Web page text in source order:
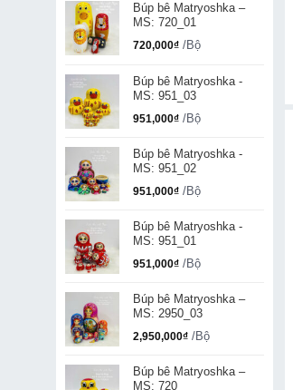
Búp bê Matryoshka –
MS: 720_01
720,000₫ /Bộ
Búp bê Matryoshka -
MS: 951_03
951,000₫ /Bộ
Búp bê Matryoshka -
MS: 951_02
951,000₫ /Bộ
Búp bê Matryoshka -
MS: 951_01
951,000₫ /Bộ
Búp bê Matryoshka –
MS: 2950_03
2,950,000₫ /Bộ
Búp bê Matryoshka –
MS: 720